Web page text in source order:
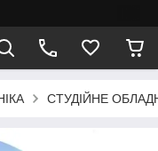
СТУДІЙНЕ